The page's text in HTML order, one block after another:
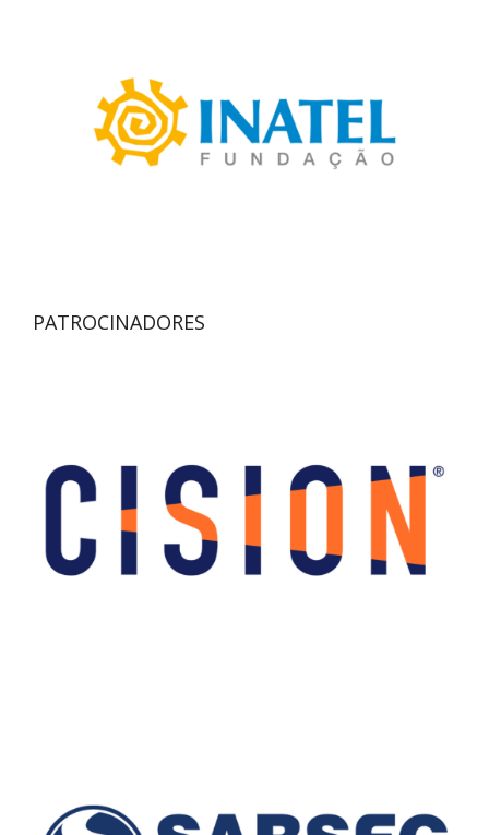
PATROCINADORES